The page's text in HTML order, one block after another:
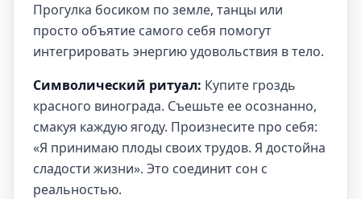
Прогулка босиком по земле, танцы или
просто объятие самого себя помогут
интегрировать энергию удовольствия в тело.
Символический ритуал: Купите гроздь
красного винограда. Съешьте ее осознанно,
смакуя каждую ягоду. Произнесите про себя:
«Я принимаю плоды своих трудов. Я достойна
сладости жизни». Это соединит сон с
реальностью.